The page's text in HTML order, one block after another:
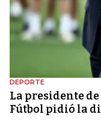
DEPORTE
La presidente
Fútbol pidió la